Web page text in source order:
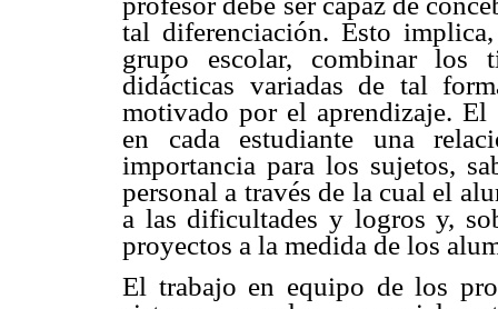
tal diferenciación. Esto
grupo escolar, combinar los
didácticas variadas de tal
motivado por el aprendizaje. El
en cada estudiante una
importancia para los sujetos,
personal a través de la cual el
a las dificultades y logros y,
proyectos a la medida de los
El trabajo en equipo de los